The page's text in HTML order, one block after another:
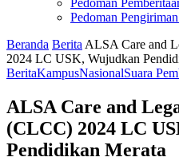
Pedoman
Pedoman
Beranda Berita ALSA Care and
2024 LC USK, Wujudkan
BeritaKampusNasionalSuara
ALSA Care and
(CLCC) 2024 LC
Pendidikan Merata